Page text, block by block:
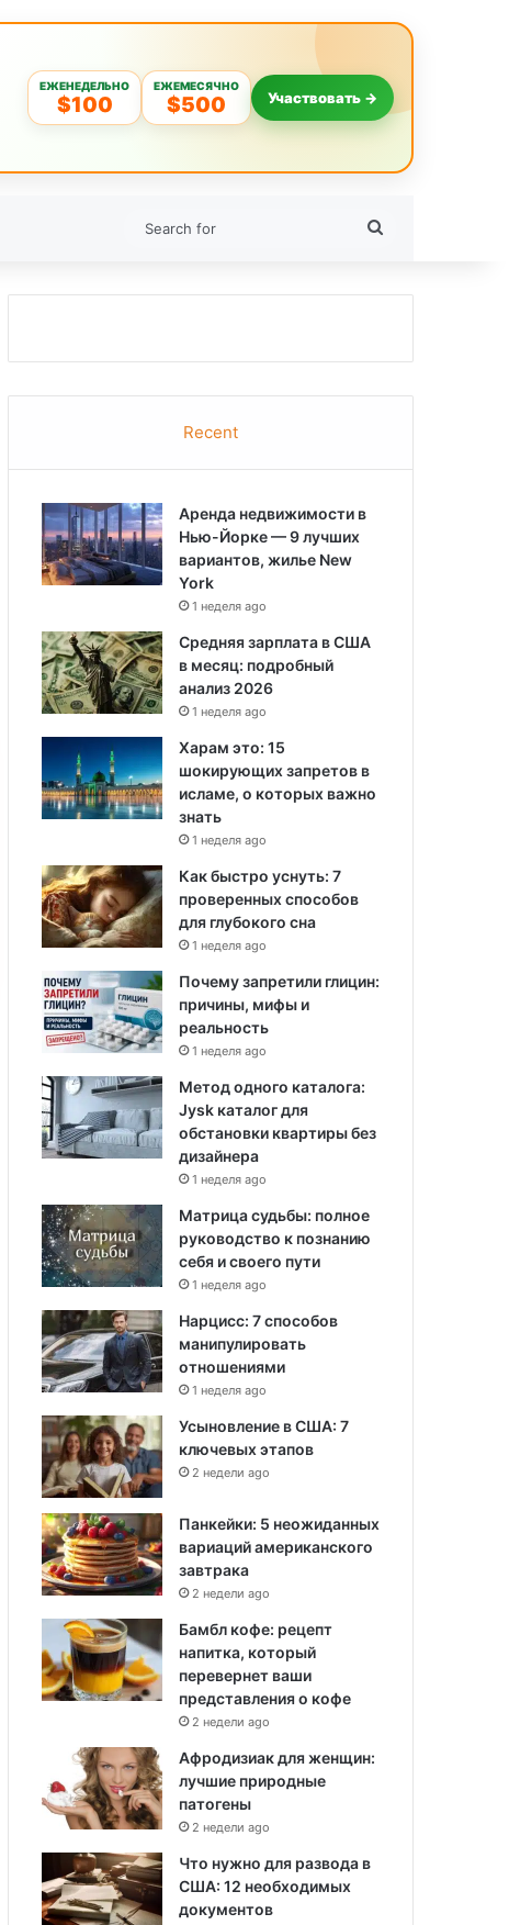
ЕЖЕНЕДЕЛЬНО
$100
ЕЖЕМЕСЯЧНО
$500 Участвовать →
Recent
Аренда недвижимости в
Нью-Йорке — 9 лучших
вариантов, жилье New
York
1 неделя ago
Средняя зарплата в США
в месяц: подробный
анализ 2026
1 неделя ago
Харам это: 15
шокирующих запретов в
исламе, о которых важно
знать
1 неделя ago
Как быстро уснуть: 7
проверенных способов
для глубокого сна
1 неделя ago
Почему запретили глицин:
причины, мифы и
реальность
1 неделя ago
Метод одного каталога:
Jysk каталог для
обстановки квартиры без
дизайнера
1 неделя ago
Матрица судьбы: полное
руководство к познанию
себя и своего пути
1 неделя ago
Нарцисс: 7 способов
манипулировать
отношениями
1 неделя ago
Усыновление в США: 7
ключевых этапов
2 недели ago
Панкейки: 5 неожиданных
вариаций американского
завтрака
2 недели ago
Бамбл кофе: рецепт
напитка, который
перевернет ваши
представления о кофе
2 недели ago
Афродизиак для женщин:
лучшие природные
патогены
2 недели ago
Что нужно для развода в
США: 12 необходимых
документов